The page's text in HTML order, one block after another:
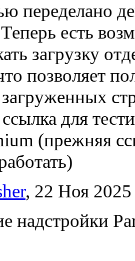
переделано
есть
загрузку
позволяет
для
(прежняя
, 22 Ноя
надстройки